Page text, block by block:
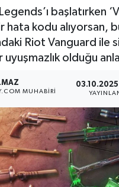
başlatırken
hata kodu alıyorsan,
Riot Vanguard ile
uyuşmazlık olduğu
MUHABIRI
TeknolojiHaberleri